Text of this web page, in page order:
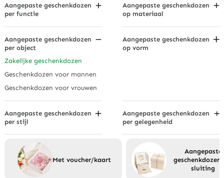
Flip - Top geschenkdozen
Geschenkdoos met deksels
Stapelbare geschenkdozen
Aangepaste geschenkdozen
per functie
Mandendozen
Verzenddozen
Reisgeschenkdozen
Opbergdozen voor
trouwjurken
Wijn geschenkdozen
Aangepaste geschenkdozen
op materiaal
Acryl & PVC Display
Kartonnen mandjes
Houten geschenkdozen
Aangepaste geschenkdozen
per object
Zakelijke geschenkdozen
Geschenkdozen voor mannen
Geschenkdozen voor vrouwen
Aangepaste geschenkdozen
op vorm
Hartvormige geschenkdozen
Zeshoekige doos
Rechthoekige geschenkdozen
Kransdozen
Aangepaste geschenkdozen
per stijl
Ambachtelijke geschenkdozen
Luxe geschenkdozen
Minimalistische dozen
Vintage dozen
Aangepaste geschenkdozen
per gelegenheid
Jubileum geschenkdozen
Kerst geschenkdozen
Valentijnsdag geschenkdozen
Met voucher/kaart
Aangepaste
geschenkdozen
sluiting